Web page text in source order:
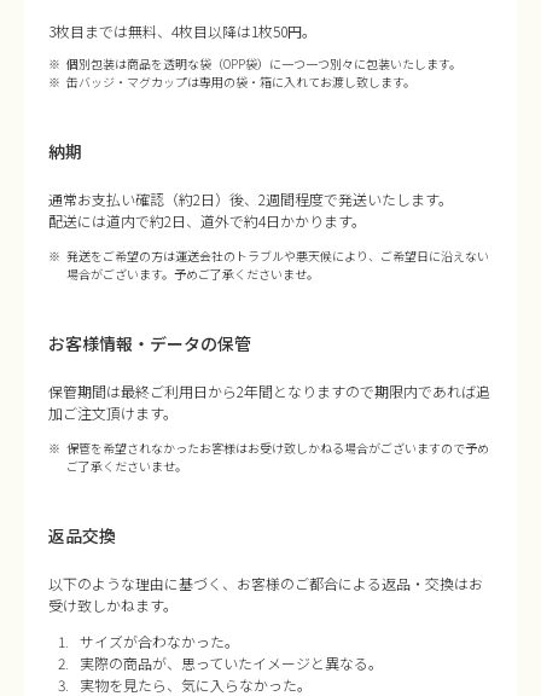
3枚目までは無料、4枚目以降は1枚50円。
個別包装は商品を透明な袋（OPP袋）に一つ一つ別々に包装いたします。
缶バッジ・マグカップは専用の袋・箱に入れてお渡し致します。
納期
通常お支払い確認（約2日）後、2週間程度で発送いたします。
配送には道内で約2日、道外で約4日かかります。
発送をご希望の方は運送会社のトラブルや悪天候により、ご希望日に沿えない
場合がございます。予めご了承くださいませ。
お客様情報・データの保管
保管期間は最終ご利用日から2年間となりますので期限内であれば追
加ご注文頂けます。
保管を希望されなかったお客様はお受け致しかねる場合がございますので予め
ご了承くださいませ。
返品交換
以下のような理由に基づく、お客様のご都合による返品・交換はお
受け致しかねます。
サイズが合わなかった。
実際の商品が、思っていたイメージと異なる。
実物を見たら、気に入らなかった。